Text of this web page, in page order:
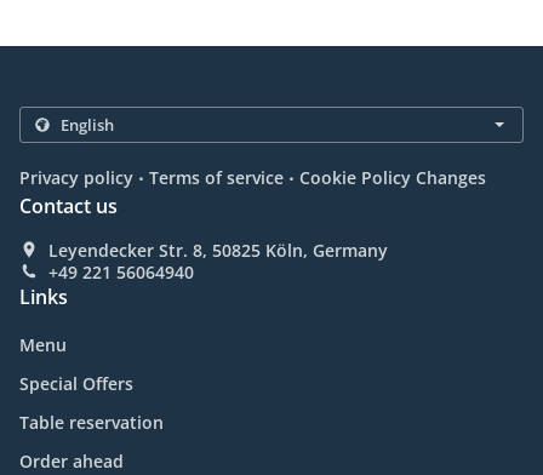
Privacy policy . Terms of service . Cookie Policy Changes
Contact us
Leyendecker Str. 8, 50825 Köln, Germany
+49 221 56064940
Links
Menu
Special Offers
Table reservation
Order ahead